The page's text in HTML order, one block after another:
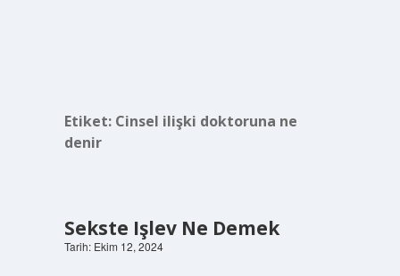
Etiket: Cinsel ilişki doktoruna ne
denir
Sekste Işlev Ne Demek
Tarih: Ekim 12, 2024